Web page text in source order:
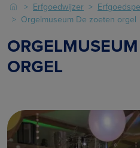
Erfgoedwijzer
Orgelmuseum De zoeten orgel
ORGEL